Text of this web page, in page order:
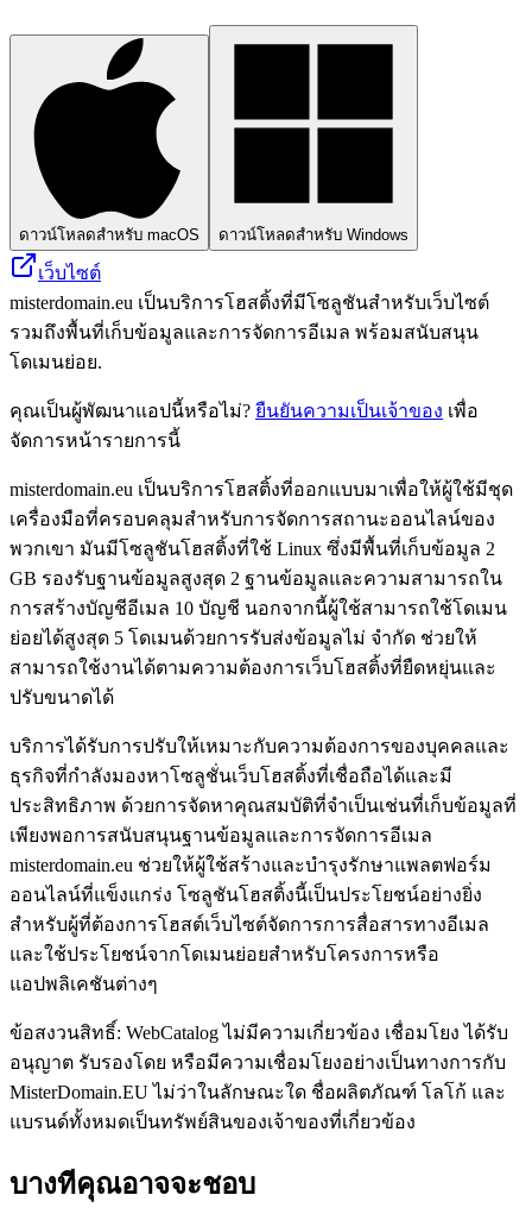
ดาวน์โหลดสำหรับ macOS ดาวน์โหลดสำหรับ Windows
เว็บไซต์
misterdomain.eu เป็นบริการโฮสติ้งที่มีโซลูชันสำหรับเว็บไซต์
รวมถึงพื้นที่เก็บข้อมูลและการจัดการอีเมล พร้อมสนับสนุน
โดเมนย่อย.
คุณเป็นผู้พัฒนาแอปนี้หรือไม่? ยืนยันความเป็นเจ้าของ เพื่อ
จัดการหน้ารายการนี้
misterdomain.eu เป็นบริการโฮสติ้งที่ออกแบบมาเพื่อให้ผู้ใช้มีชุด
เครื่องมือที่ครอบคลุมสำหรับการจัดการสถานะออนไลน์ของ
พวกเขา มันมีโซลูชันโฮสติ้งที่ใช้ Linux ซึ่งมีพื้นที่เก็บข้อมูล 2
GB รองรับฐานข้อมูลสูงสุด 2 ฐานข้อมูลและความสามารถใน
การสร้างบัญชีอีเมล 10 บัญชี นอกจากนี้ผู้ใช้สามารถใช้โดเมน
ย่อยได้สูงสุด 5 โดเมนด้วยการรับส่งข้อมูลไม่ จำกัด ช่วยให้
สามารถใช้งานได้ตามความต้องการเว็บโฮสติ้งที่ยืดหยุ่นและ
ปรับขนาดได้
บริการได้รับการปรับให้เหมาะกับความต้องการของบุคคลและ
ธุรกิจที่กำลังมองหาโซลูชั่นเว็บโฮสติ้งที่เชื่อถือได้และมี
ประสิทธิภาพ ด้วยการจัดหาคุณสมบัติที่จำเป็นเช่นที่เก็บข้อมูลที่
เพียงพอการสนับสนุนฐานข้อมูลและการจัดการอีเมล
misterdomain.eu ช่วยให้ผู้ใช้สร้างและบำรุงรักษาแพลตฟอร์ม
ออนไลน์ที่แข็งแกร่ง โซลูชันโฮสติ้งนี้เป็นประโยชน์อย่างยิ่ง
สำหรับผู้ที่ต้องการโฮสต์เว็บไซต์จัดการการสื่อสารทางอีเมล
และใช้ประโยชน์จากโดเมนย่อยสำหรับโครงการหรือ
แอปพลิเคชันต่างๆ
ข้อสงวนสิทธิ์: WebCatalog ไม่มีความเกี่ยวข้อง เชื่อมโยง ได้รับ
อนุญาต รับรองโดย หรือมีความเชื่อมโยงอย่างเป็นทางการกับ
MisterDomain.EU ไม่ว่าในลักษณะใด ชื่อผลิตภัณฑ์ โลโก้ และ
แบรนด์ทั้งหมดเป็นทรัพย์สินของเจ้าของที่เกี่ยวข้อง
บางทีคุณอาจจะชอบ